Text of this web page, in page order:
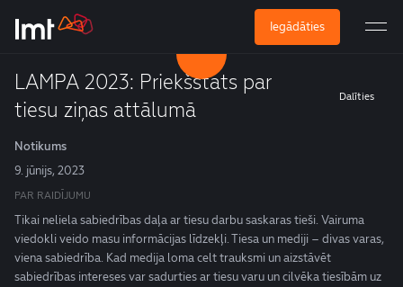
Iegādāties
LAMPA 2023: Priekšstats par
tiesu ziņas attālumā
Dalīties
Notikums
9. jūnijs, 2023
PAR RAIDĪJUMU
Tikai neliela sabiedrības daļa ar tiesu darbu saskaras tieši. Vairuma
viedokli veido masu informācijas līdzekļi. Tiesa un mediji – divas varas,
viena sabiedrība. Kad medija loma celt trauksmi un aizstāvēt
sabiedrības intereses var sadurties ar tiesu varu un cilvēka tiesībām uz